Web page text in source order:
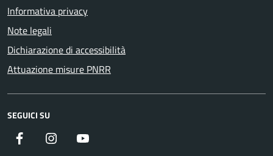
Informativa privacy
Note legali
Dichiarazione di accessibilità
Attuazione misure PNRR
SEGUICI SU
Facebook Instagram